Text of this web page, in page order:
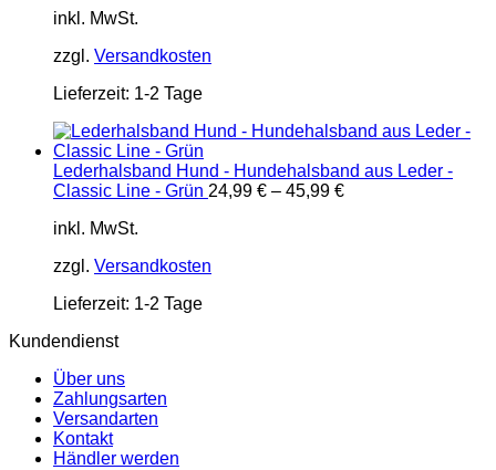
inkl. MwSt.
zzgl. Versandkosten
Lieferzeit: 1-2 Tage
Lederhalsband Hund - Hundehalsband aus Leder -
Classic Line - Grün 24,99 € – 45,99 €
inkl. MwSt.
zzgl. Versandkosten
Lieferzeit: 1-2 Tage
Kundendienst
Über uns
Zahlungsarten
Versandarten
Kontakt
Händler werden